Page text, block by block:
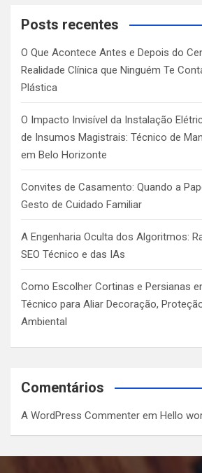
c
Posts recentes
O Que Acontece Antes e Depois do
Realidade Clínica que Ninguém Te
Plástica
O Impacto Invisível da Instalação
de Insumos Magistrais: Técnico de
em Belo Horizonte
Convites de Casamento: Quando a
Gesto de Cuidado Familiar
A Engenharia Oculta dos Algoritmos:
SEO Técnico e das IAs
Como Escolher Cortinas e Persianas
Técnico para Aliar Decoração,
Ambiental
Comentários
A WordPress Commenter em Hello